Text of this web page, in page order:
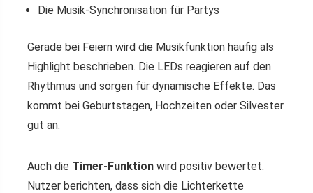
Die Musik-Synchronisation für Partys
Gerade bei Feiern wird die Musikfunktion häufig als
Highlight beschrieben. Die LEDs reagieren auf den
Rhythmus und sorgen für dynamische Effekte. Das
kommt bei Geburtstagen, Hochzeiten oder Silvester
gut an.
Auch die Timer-Funktion wird positiv bewertet.
Nutzer berichten, dass sich die Lichterkette